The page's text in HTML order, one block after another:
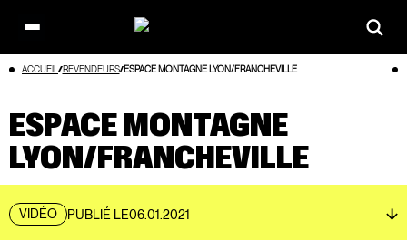
Aller
Open
main
menu
ACCUEIL REVENDEURS ESPACE MONTAGNE LYON/FRANCHEVILLE
ESPACE MONTAGNE
LYON/FRANCHEVILLE
VIDÉO PUBLIÉ LE06.01.2021